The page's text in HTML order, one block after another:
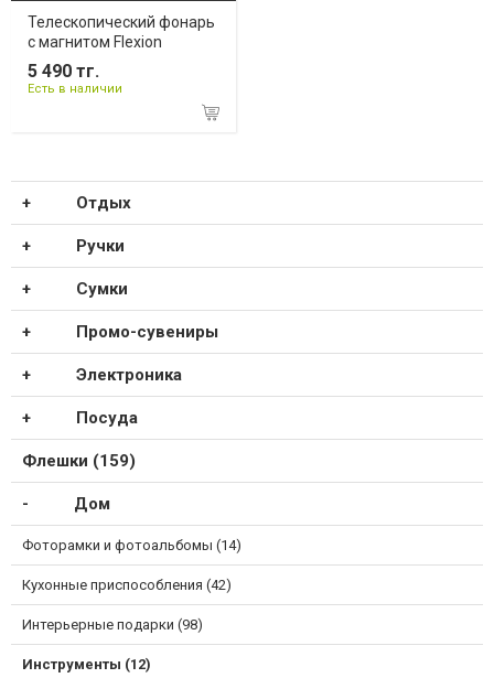
Телескопический фонарь
с магнитом Flexion
5 490 тг.
Есть в наличии
Отдых
Ручки
Сумки
Промо-сувениры
Электроника
Посуда
Флешки (159)
Дом
Фоторамки и фотоальбомы (14)
Кухонные приспособления (42)
Интерьерные подарки (98)
Инструменты (12)